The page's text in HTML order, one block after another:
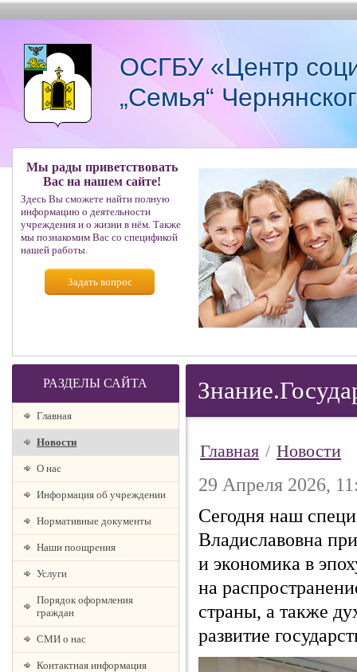
ОСГБУ «Центр
„Семья“
Мы рады приветствовать
Вас на нашем сайте!
Здесь Вы сможете найти полную
информацию о деятельности
учреждения и о жизни в нём. Также
мы познакомим Вас со спецификой
нашей работы.
Задать вопрос
РАЗДЕЛЫ САЙТА
Главная
Новости
О наc
Информация об учреждении
Нормативные документы
Наши поощрения
Услуги
Порядок оформления
граждан
СМИ о нас
Контактная информация
Главная / Новости
29 Апреля 2026,
Сегодня наш
Владиславовна
и экономика в
на
страны, а также
развитие